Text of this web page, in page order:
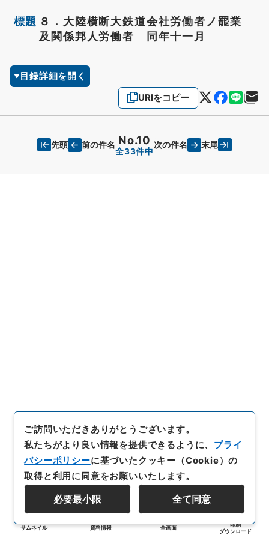
標題 ８．大陸横断大鉄道会社労働者ノ罷業
及関係邦人労働者 同年十一月
目録詳細を開く
URIをコピー
先頭 前の件名 No.10
全33件中
次の件名 末尾
サムネイル 資料情報 全画面
印刷
ダウンロード
ご訪問いただきありがとうございます。
私たちがより良い情報を提供できるように、 プライ
バシーポリシーに基づいたクッキー（Cookie）の
取得と利用に同意をお願いいたします。
必要最小限 全て同意